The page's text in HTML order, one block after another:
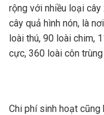
rộng với nhiều loại
cây quả hình nón, là
loài thú, 90 loài chim,
cực, 360 loài côn
Chi phí sinh hoạt